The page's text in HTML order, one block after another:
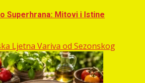
Superhrana: Mitovi i Istine
Ljetna Variva od Sezonskog